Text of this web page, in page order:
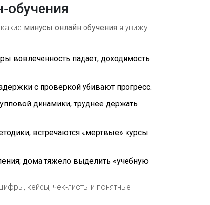
минусы онлайн обучения я увижу
вовлеченность падает, доходимость
с проверкой убивают прогресс.
динамики, труднее держать
встречаются «мертвые» курсы
дома тяжело выделить «учебную
кейсы, чек‑листы и понятные